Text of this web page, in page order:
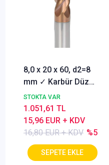
8,0 x 20 x 60, d2=8
mm ✓ Karbür Düz
Freze, Parmak freze
ucu Z=4,TiSiN
Kaplamalı
STOKTA VAR
16,80 EUR + KDV %5
15,96 EUR + KDV
1.051,61 TL